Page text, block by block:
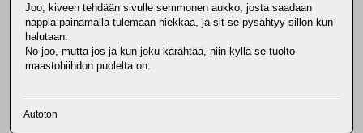
Joo, kiveen tehdään sivulle semmonen aukko, josta saadaan
nappia painamalla tulemaan hiekkaa, ja sit se pysähtyy sillon kun
halutaan.
No joo, mutta jos ja kun joku kärähtää, niin kyllä se tuolto
maastohiihdon puolelta on.
Autoton